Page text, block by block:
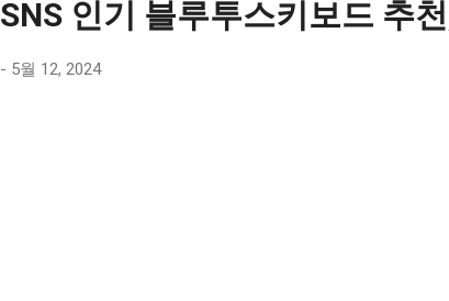
SNS 인기 블루투스키보드 추
- 5월 12, 2024